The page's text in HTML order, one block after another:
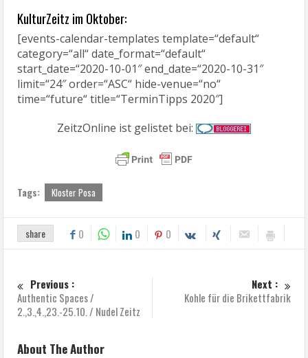
KulturZeitz im Oktober:
[events-calendar-templates template=“default“
category=“all“ date_format=“default“
start_date=“2020-10-01″ end_date=“2020-10-31″
limit=“24″ order=“ASC“ hide-venue=“no“
time=“future“ title=“TerminTipps 2020″]
ZeitzOnline ist gelistet bei:
Tags: Kloster Posa
share 0 0 0
Previous :
Authentic Spaces /
2.,3.,4.,23.-25.10. / Nudel Zeitz
Next :
Kohle für die Brikettfabrik
About The Author